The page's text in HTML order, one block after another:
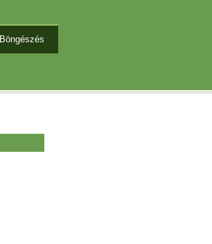
Böngészés